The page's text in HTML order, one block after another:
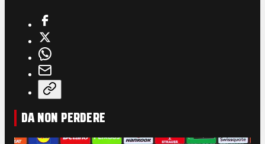
DA NON PERDERE